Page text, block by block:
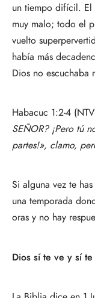
un tiempo difícil. El
muy malo; todo el
vuelto
había más
Dios no escuchaba
Habacuc 1:2-4
SEÑOR? ¡Pero tú
partes!», clamo,
Si alguna vez te
una temporada
oras y no hay
Dios sí te ve y sí